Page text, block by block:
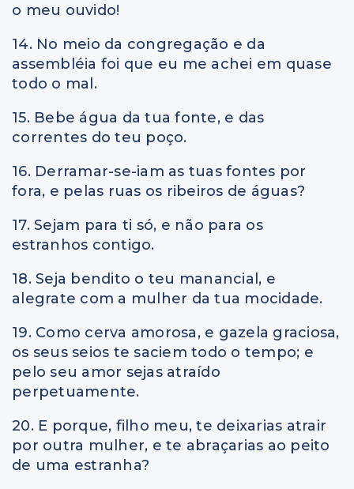
o meu ouvido!
14. No meio da congregação e da
assembléia foi que eu me achei em quase
todo o mal.
15. Bebe água da tua fonte, e das
correntes do teu poço.
16. Derramar-se-iam as tuas fontes por
fora, e pelas ruas os ribeiros de águas?
17. Sejam para ti só, e não para os
estranhos contigo.
18. Seja bendito o teu manancial, e
alegrate com a mulher da tua mocidade.
19. Como cerva amorosa, e gazela graciosa,
os seus seios te saciem todo o tempo; e
pelo seu amor sejas atraído
perpetuamente.
20. E porque, filho meu, te deixarias atrair
por outra mulher, e te abraçarias ao peito
de uma estranha?